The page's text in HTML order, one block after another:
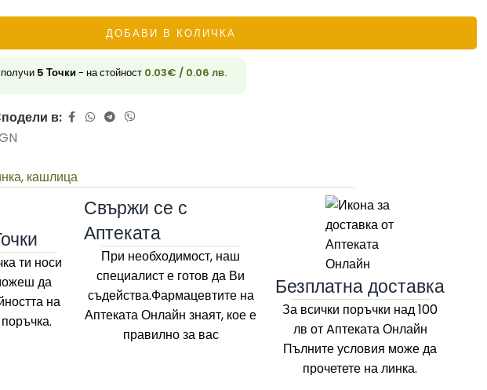
ДОБАВИ В КОЛИЧКА
5 Точки- на стойност 0.03€ / 0.06 лв.
в:
кашлица
ти носи
да
на
Свържи се с
Аптеката
При необходимост, наш
специалист е готов да Ви
съдейства.Фармацевтите на
Аптеката Онлайн знаят, кое е
правилно за вас
Безплатна доставка
За всички поръчки над 100
лв от Aптеката Онлайн
Пълните условия може да
прочетете на линка.